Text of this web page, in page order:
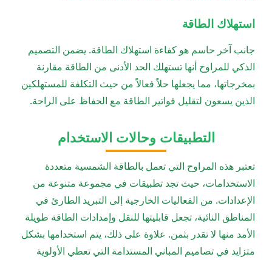
استهلاك الطاقة
جانب آخر حاسم هو كفاءة استهلاك الطاقة. يضمن التصميم
الذكي للمراوح أنها تستهلك الحد الأدنى من الطاقة مقارنة
بمخرجاتها، مما يجعلها حلاً فعالاً من حيث التكلفة للمستهلكين
الذين يسعون لتقليل فواتير الطاقة مع الحفاظ على الراحة.
التطبيقات وحالات الاستخدام
تعتبر هذه المراوح التي تعمل بالطاقة الشمسية متعددة
الاستخدامات، حيث تجد تطبيقات في مجموعة متنوعة من
الإعدادات. من الفعاليات الخارجية إلى التبريد الطارئ في
المناطق النائية، تجعل قابليتها للنقل وإمدادات الطاقة طويلة
الأمد منها لا تقدر بثمن. علاوة على ذلك، يتم استخدامها بشكل
متزايد في تصاميم المباني المستدامة التي تعطي الأولوية